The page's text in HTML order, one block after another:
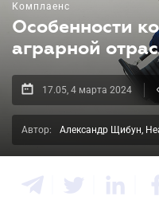
Комплаенс
Особенности
аграрной
17.05, 4 марта 2024
Автор: Александр Щибун,